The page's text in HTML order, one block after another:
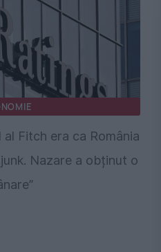
al Fitch era ca România
Nazare a obținut o